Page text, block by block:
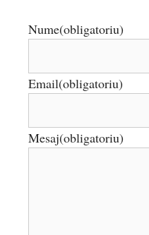
Nume(obligatoriu)
Email(obligatoriu)
Mesaj(obligatoriu)